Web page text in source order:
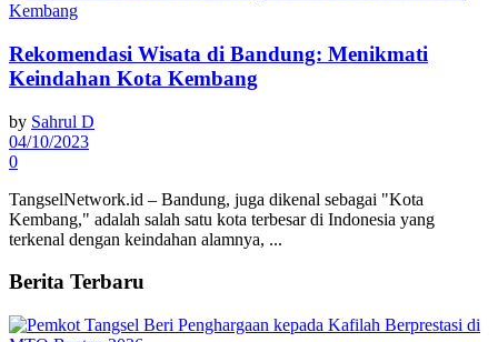
Rekomendasi Wisata di Bandung: Menikmati
Keindahan Kota Kembang
by Sahrul D
04/10/2023
0
TangselNetwork.id – Bandung, juga dikenal sebagai "Kota
Kembang," adalah salah satu kota terbesar di Indonesia yang
terkenal dengan keindahan alamnya, ...
Berita Terbaru